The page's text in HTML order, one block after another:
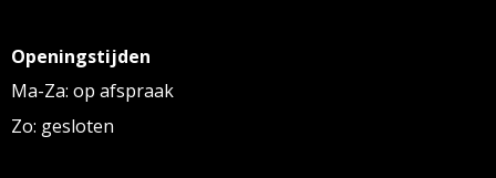
Openingstijden
Ma-Za: op afspraak
Zo: gesloten